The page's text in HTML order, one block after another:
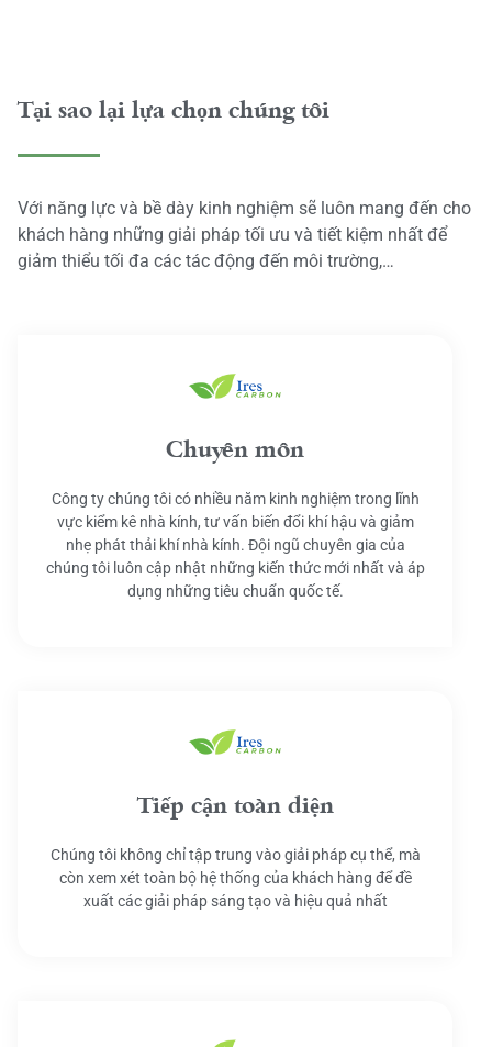
Tại sao lại lựa chọn chúng tôi
Với năng lực và bề dày kinh nghiệm sẽ luôn mang đến cho
khách hàng những giải pháp tối ưu và tiết kiệm nhất để
giảm thiểu tối đa các tác động đến môi trường,…
Chuyên môn
Công ty chúng tôi có nhiều năm kinh nghiệm trong lĩnh
vực kiểm kê nhà kính, tư vấn biến đổi khí hậu và giảm
nhẹ phát thải khí nhà kính. Đội ngũ chuyên gia của
chúng tôi luôn cập nhật những kiến thức mới nhất và áp
dụng những tiêu chuẩn quốc tế.
Tiếp cận toàn diện
Chúng tôi không chỉ tập trung vào giải pháp cụ thể, mà
còn xem xét toàn bộ hệ thống của khách hàng để đề
xuất các giải pháp sáng tạo và hiệu quả nhất